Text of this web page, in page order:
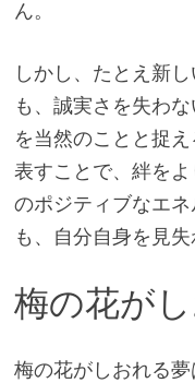
ん。
しかし、たとえ新
も、誠実さを失わ
を当然のことと捉
表すことで、絆を
のポジティブなエ
も、自分自身を見
梅の花が
梅の花がしおれる